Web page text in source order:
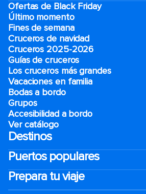
Ofertas de Black Friday
Último momento
Fines de semana
Cruceros de navidad
Cruceros 2025-2026
Guías de cruceros
Los cruceros más grandes
Vacaciones en familia
Bodas a bordo
Grupos
Accesibilidad a bordo
Ver catálogo
Destinos
Puertos populares
Prepara tu viaje